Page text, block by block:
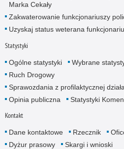
Marka Cekały
Zakwaterowanie funkcjonariuszy
Uzyskaj status weterana
Statystyki
Ogólne statystyki Wybrane
Ruch Drogowy
Sprawozdania z profilaktycznej
Opinia publiczna
Statystyki
Kontakt
Dane kontaktowe Rzecznik
Dyżur prasowy
Skargi i wnioski